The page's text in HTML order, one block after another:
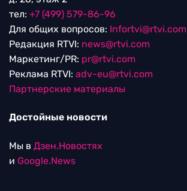
тел: +7 (499) 579-86-96
Для общих вопросов: Infortvi@rtvi.com
Редакция RTVI: news@rtvi.com
Маркетинг/PR: pr@rtvi.com
Реклама RTVI: adv-eu@rtvi.com
Партнерские материалы
Достойные новости
Мы в Дзен.Новостях
и Google.News